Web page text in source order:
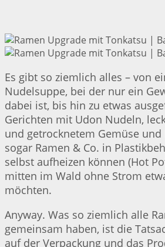
Es gibt so ziemlich alles – von
Nudelsuppe, bei der nur ein
dabei ist, bis hin zu etwas
Gerichten mit Udon Nudeln,
und getrocknetem Gemüse und
sogar Ramen & Co. in
selbst aufheizen können (Hot
mitten im Wald ohne Strom
möchten.
Anyway. Was so ziemlich alle
gemeinsam haben, ist die
auf der Verpackung und das